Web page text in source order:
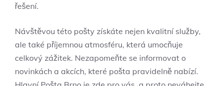
řešení.
Návštěvou této pošty získáte nejen kvalitní služby,
ale také příjemnou atmosféru, která umocňuje
celkový zážitek. Nezapomeňte se informovat o
novinkách a akcích, které pošta pravidelně nabízí.